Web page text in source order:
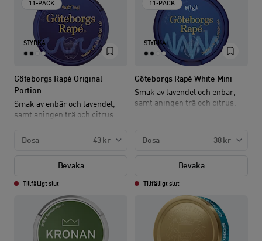
STYRKA:
Göteborgs Rapé Original
Portion
Smak av enbär och lavendel,
samt aningen trä och citrus.
11-PACK
Dosa 43 kr
Bevaka
Tillfälligt slut
STYRKA:
Göteborgs Rapé White Mini
Smak av lavendel och enbär,
samt aningen trä och citrus.
11-PACK
Dosa 38 kr
Bevaka
Tillfälligt slut